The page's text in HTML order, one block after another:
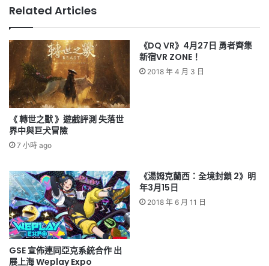
Related Articles
《 轉世之獸 》遊戲評測 失落世
界中與巨犬冒險
7 小時 ago
《DQ VR》4月27日 勇者齊集
新宿VR ZONE！
2018 年 4 月 3 日
GSE 宣佈連同亞克系統合作 出
展上海 Weplay Expo
《湯姆克蘭西：全境封鎖 2》明
年3月15日
2018 年 6 月 11 日